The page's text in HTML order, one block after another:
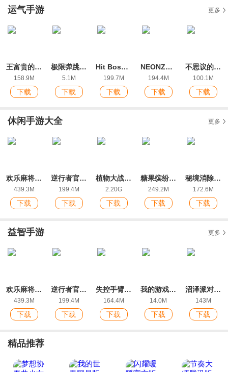
运气手游 更多
王富贵的垃圾站最新ios版
158.9M
下载
极限弹跳官方IOS版
5.1M
下载
Hit Boss 3D手游最新IOS版
199.7M
下载
NEONZA最新ios版
194.4M
下载
不思议的光最新ios版
100.1M
下载
休闲手游大全 更多
欢乐麻将全集2022新版红中玩法
439.3M
下载
逆行者官方版
199.4M
下载
植物大战僵尸2ios版
2.20G
下载
糖果缤纷乐ios最新版
249.2M
下载
秘境消除故事下载手机版
172.6M
下载
益智手游 更多
欢乐麻将全集2022新版红中玩法
439.3M
下载
逆行者官方版
199.4M
下载
失控手臂游戏安卓版
164.4M
下载
我的游戏官方版
14.0M
下载
沼泽派对无限金币版
143M
下载
精品推荐